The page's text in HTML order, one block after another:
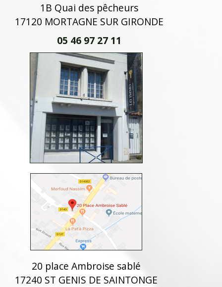
1B Quai des pêcheurs
17120 MORTAGNE SUR GIRONDE
05 46 97 27 11
20 place Ambroise sablé
17240 ST GENIS DE SAINTONGE